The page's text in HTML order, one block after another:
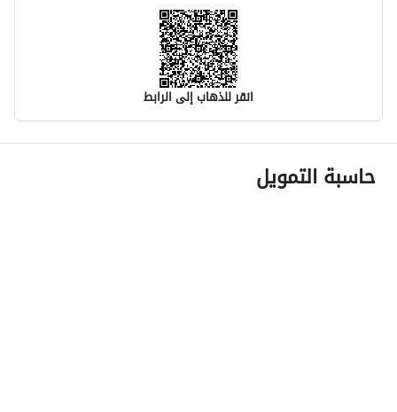
انقر للذهاب إلى الرابط
معلومات مسؤول الإعلان
اسم المسؤول
حاسبة التمويل